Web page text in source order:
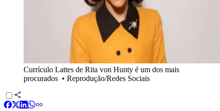
Currículo Lattes de Rita von Hunty é um dos mais
procurados • Reprodução/Redes Sociais